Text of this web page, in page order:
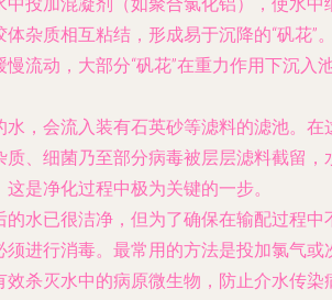
杂质相互粘结，形成易于沉降的“矾花”
流动，大部分“矾花”在重力作用下沉入
水，会流入装有石英砂等滤料的滤池。在
质、细菌乃至部分病毒被层层滤料截留，
是净化过程中极为关键的一步。
的水已很洁净，但为了确保在输配过程中
须进行消毒。最常用的方法是投加氯气或
效杀灭水中的病原微生物，防止介水传染